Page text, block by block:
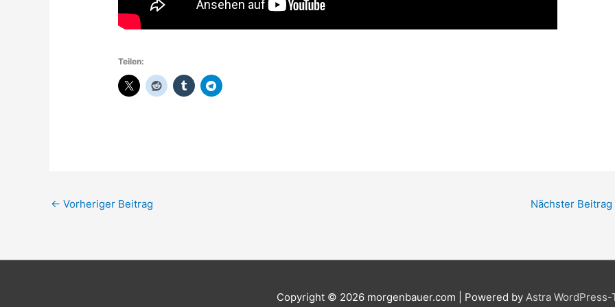
Teilen:
← Vorheriger Beitrag Nächster Beitrag
Copyright © 2026 morgenbauer.com | Powered by Astra WordPress-